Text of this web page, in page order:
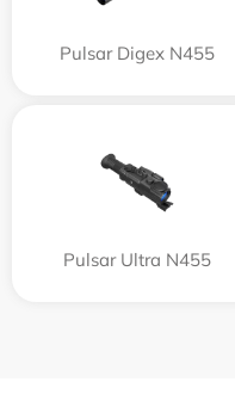
Pulsar Digex N455
Pulsar Ultra N455